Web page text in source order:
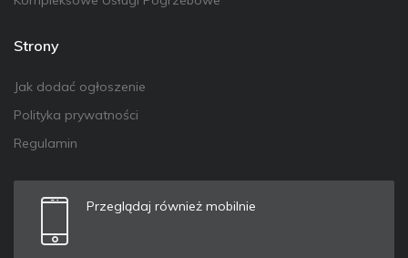
Strony
Jak dodać ogłoszenie
Polityka prywatności
Regulamin
Przeglądaj również mobilnie